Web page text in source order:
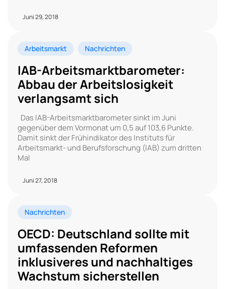
Juni 29, 2018
Arbeitsmarkt Nachrichten
IAB-Arbeitsmarktbarometer:
Abbau der Arbeitslosigkeit
verlangsamt sich
Das IAB-Arbeitsmarktbarometer sinkt im Juni
gegenüber dem Vormonat um 0,5 auf 103,6 Punkte.
Damit sinkt der Frühindikator des Instituts für
Arbeitsmarkt- und Berufsforschung (IAB) zum dritten
Mal
Juni 27, 2018
Nachrichten
OECD: Deutschland sollte mit
umfassenden Reformen
inklusiveres und nachhaltiges
Wachstum sicherstellen